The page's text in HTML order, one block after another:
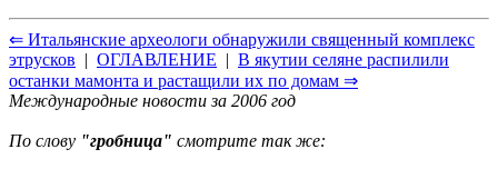
⇐ Итальянские археологи обнаружили священный комплекс
этрусков | ОГЛАВЛЕНИЕ | В якутии селяне распилили
останки мамонта и растащили их по домам ⇒
Международные новости за 2006 год
По слову "гробница" смотрите так же: